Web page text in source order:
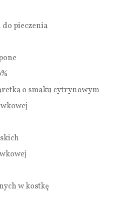
do pieczenia
o smaku cytrynowym
w kostkę